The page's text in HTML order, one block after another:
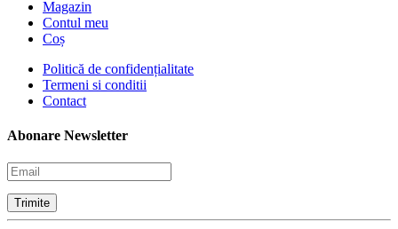
Magazin
Contul meu
Coș
Politică de confidențialitate
Termeni si conditii
Contact
Abonare Newsletter